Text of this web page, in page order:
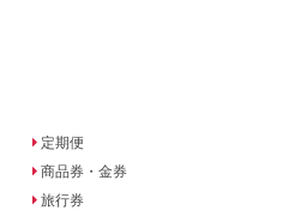
定期便
商品券・金券
旅行券